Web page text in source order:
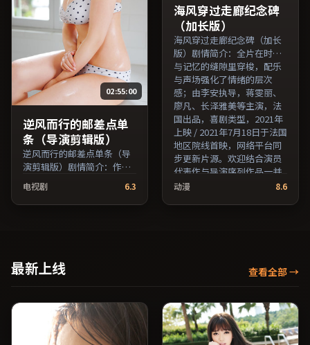
费条目索引，支持片名与演
员交叉检索。）
02:55:00
逆风而行的邮差点单
条（导演剪辑版）
逆风而行的邮差点单条（导
演剪辑版）剧情简介：作品
关注边缘群体的日常抉择，
影像质感兼顾院线观感与流
媒体清晰度；由陈凯歌执
月5日于日本地区院线首映，
网络平台同步更新片源。在
（国产影视资源大全免费条
目索引，支持片名与演员交
叉检索。）
电视剧 6.3
海风穿过走廊纪念碑
（加长版）
海风穿过走廊纪念碑（加长
版）剧情简介：全片在时间
与记忆的缝隙里穿梭，配乐
与声场强化了情绪的层次
感；由李安执导，蒋雯丽、
廖凡、长泽雅美等主演，法
国出品，喜剧类型，2021年
上映 / 2021年7月18日于法国
地区院线首映，网络平台同
步更新片源。欢迎结合演员
代表作与导演序列作品一并
检索观看。（国产影视资源
动漫 8.6
最新上线 查看全部→